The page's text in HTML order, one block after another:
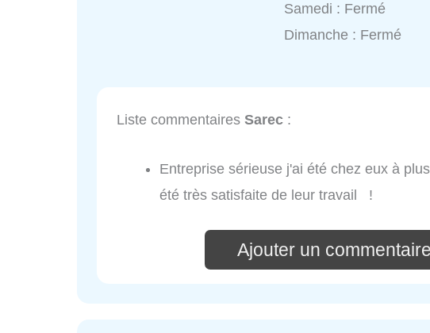
Samedi : Fermé
Dimanche : Fermé
Liste commentaires Sarec :
Entreprise sérieuse j'ai été chez eux à
été très satisfaite de leur travail !
Ajouter un